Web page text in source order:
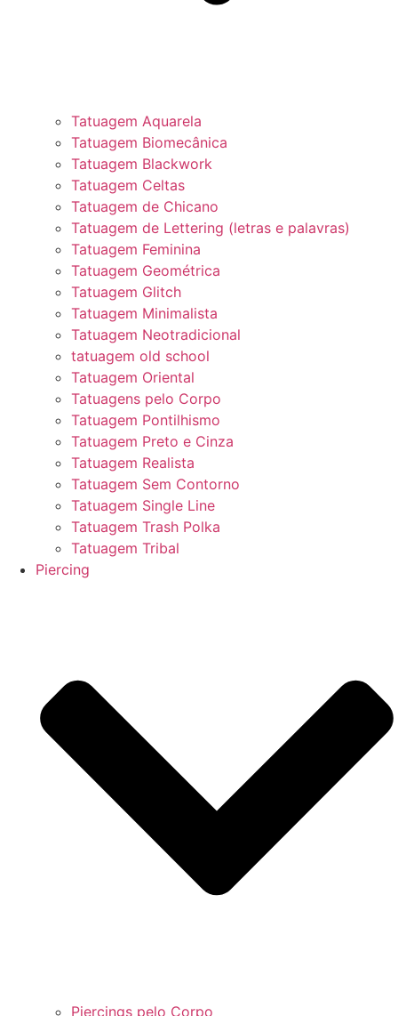
Tatuagem Aquarela
Tatuagem Biomecânica
Tatuagem Blackwork
Tatuagem Celtas
Tatuagem de Chicano
Tatuagem de Lettering (letras e palavras)
Tatuagem Feminina
Tatuagem Geométrica
Tatuagem Glitch
Tatuagem Minimalista
Tatuagem Neotradicional
tatuagem old school
Tatuagem Oriental
Tatuagens pelo Corpo
Tatuagem Pontilhismo
Tatuagem Preto e Cinza
Tatuagem Realista
Tatuagem Sem Contorno
Tatuagem Single Line
Tatuagem Trash Polka
Tatuagem Tribal
Piercing
Piercings pelo Corpo